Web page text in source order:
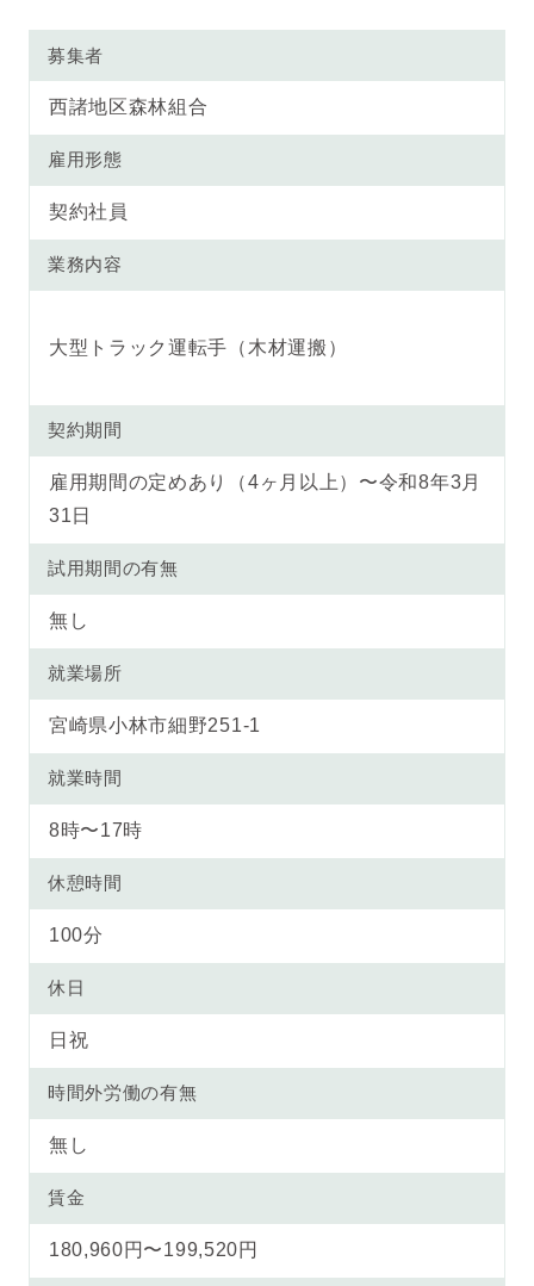
募集者
西諸地区森林組合
雇用形態
契約社員
業務内容
大型トラック運転手（木材運搬）
契約期間
雇用期間の定めあり（4ヶ月以上）〜令和8年3月
31日
試用期間の有無
無し
就業場所
宮崎県小林市細野251-1
就業時間
8時〜17時
休憩時間
100分
休日
日祝
時間外労働の有無
無し
賃金
180,960円〜199,520円